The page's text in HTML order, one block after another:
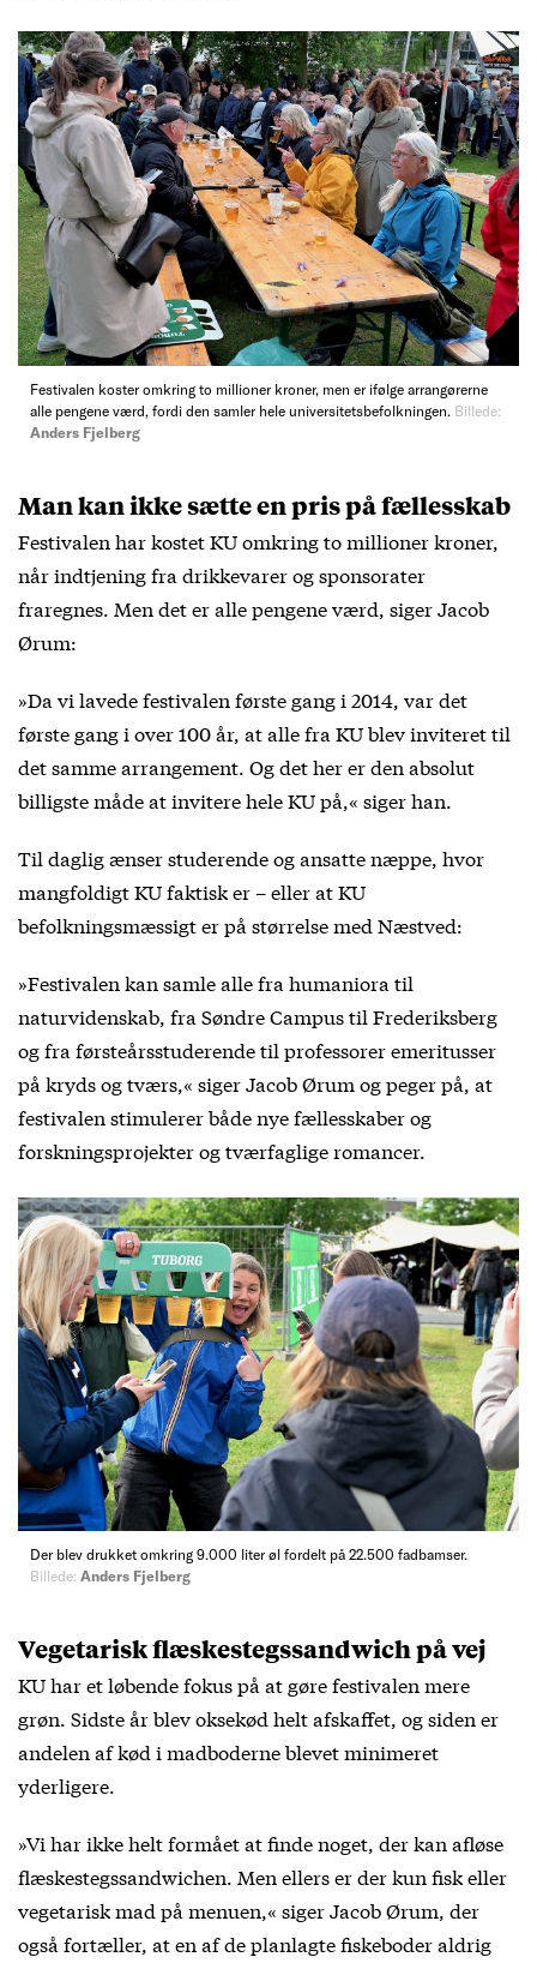
Festivalen koster omkring to millioner kroner, men er ifølge arrangørerne
alle pengene værd, fordi den samler hele universitetsbefolkningen. Billede:
Anders Fjelberg
Man kan ikke sætte en pris på fællesskab
Festivalen har kostet KU omkring to millioner kroner,
når indtjening fra drikkevarer og sponsorater
fraregnes. Men det er alle pengene værd, siger Jacob
Ørum:
»Da vi lavede festivalen første gang i 2014, var det
første gang i over 100 år, at alle fra KU blev inviteret til
det samme arrangement. Og det her er den absolut
billigste måde at invitere hele KU på,« siger han.
Til daglig ænser studerende og ansatte næppe, hvor
mangfoldigt KU faktisk er – eller at KU
befolkningsmæssigt er på størrelse med Næstved:
»Festivalen kan samle alle fra humaniora til
naturvidenskab, fra Søndre Campus til Frederiksberg
og fra førsteårsstuderende til professorer emeritusser
på kryds og tværs,« siger Jacob Ørum og peger på, at
festivalen stimulerer både nye fællesskaber og
forskningsprojekter og tværfaglige romancer.
Der blev drukket omkring 9.000 liter øl fordelt på 22.500 fadbamser.
Billede: Anders Fjelberg
Vegetarisk flæskestegssandwich på vej
KU har et løbende fokus på at gøre festivalen mere
grøn. Sidste år blev oksekød helt afskaffet, og siden er
andelen af kød i madboderne blevet minimeret
yderligere.
»Vi har ikke helt formået at finde noget, der kan afløse
flæskestegssandwichen. Men ellers er der kun fisk eller
vegetarisk mad på menuen,« siger Jacob Ørum, der
også fortæller, at en af de planlagte fiskeboder aldrig